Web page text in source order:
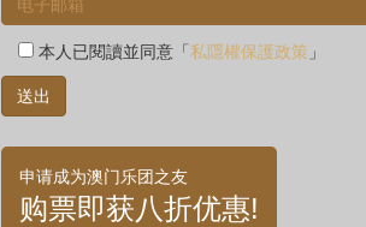
本人已閱讀並同意「 私隱權保護政策 」
申请成为澳门乐团之友
购票即获八折优惠!